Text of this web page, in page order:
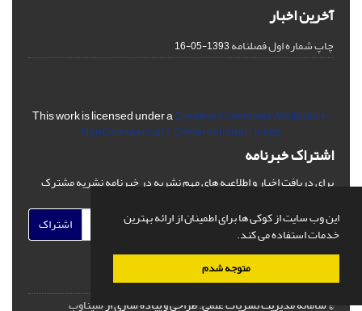
این وب سایت از کوکی ها برای اطمینان از ارائه بهترین
خدمات استفاده می کند.
متوجه شدم
آخرین اخبار
چاپ شماره اول فصلنامه1393-05-16
This work is licensed under aCreative Commons Attribution-
NonCommercial 4.0 International Licens
اشتراک خبرنامه
برای دریافت اخبار و اطلاعیه های مهم نشریه در خبرنامه نشریه مشترک
اشتراک
© سامانه مدیریت نشریات علمی.طراحی و پیاده سازی ازسیناوب